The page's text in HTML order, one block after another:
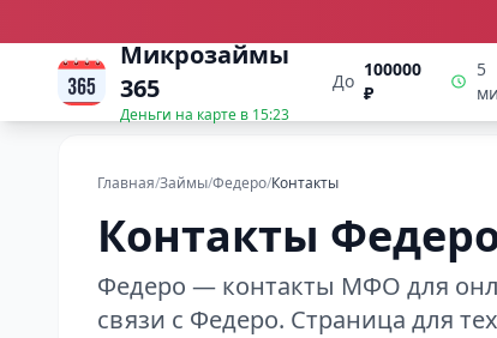
Микрозаймы
365
Деньги на карте в 15:23
До
100000
₽
5
Главная/Займы/Федеро/Контакты
Контакты
Федеро — контакты МФО для
связи с Федеро. Страница для